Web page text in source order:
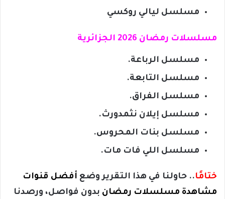
مسلسل ليالي روكسي
مسلسلات رمضان 2026 الجزائرية
مسلسل الرباعة.
مسلسل التابعة.
مسلسل الفراق.
مسلسل إيلان نثمدورث.
مسلسل بنات المحروس.
مسلسل اللي فات مات.
ختامًا.. حاولنا في هذا التقرير وضع أفضل قنوات
مشاهدة مسلسلات رمضان بدون فواصل، ورصدنا